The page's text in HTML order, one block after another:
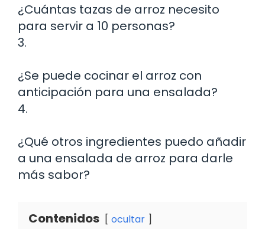
¿Cuántas tazas de arroz necesito
para servir a 10 personas?
3.
¿Se puede cocinar el arroz con
anticipación para una ensalada?
4.
¿Qué otros ingredientes puedo añadir
a una ensalada de arroz para darle
más sabor?
Contenidos ocultar